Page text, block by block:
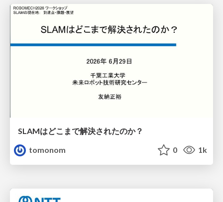
SLAMはどこまで解決されたのか？
tomonom
0 1k